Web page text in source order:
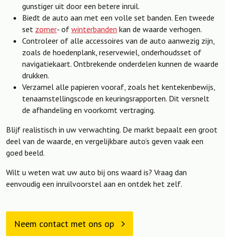
gunstiger uit door een betere inruil.
Biedt de auto aan met een volle set banden. Een tweede
set zomer- of winterbanden kan de waarde verhogen.
Controleer of alle accessoires van de auto aanwezig zijn,
zoals de hoedenplank, reservewiel, onderhoudsset of
navigatiekaart. Ontbrekende onderdelen kunnen de waarde
drukken.
Verzamel alle papieren vooraf, zoals het kentekenbewijs,
tenaamstellingscode en keuringsrapporten. Dit versnelt
de afhandeling en voorkomt vertraging.
Blijf realistisch in uw verwachting. De markt bepaalt een groot
deel van de waarde, en vergelijkbare auto’s geven vaak een
goed beeld.
Wilt u weten wat uw auto bij ons waard is? Vraag dan
eenvoudig een inruilvoorstel aan en ontdek het zelf.
Neem contact met ons op